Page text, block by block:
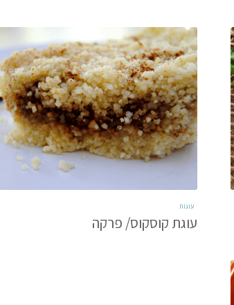
עוגות
עוגת קוסקוס/ פרקה